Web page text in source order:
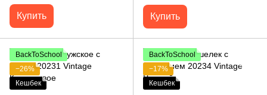
Купить Купить
BackToSchool
−26%
Кешбек
BackToSchool
−17%
Кешбек